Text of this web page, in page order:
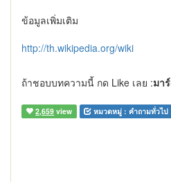
ข้อมูลเพิ่มเติม
http://th.wikipedia.org/wiki
ถ้าชอบบทความนี้ กด Like เลย :มา
2,659 view หมวดหมู่ : คำถามทั่วไป